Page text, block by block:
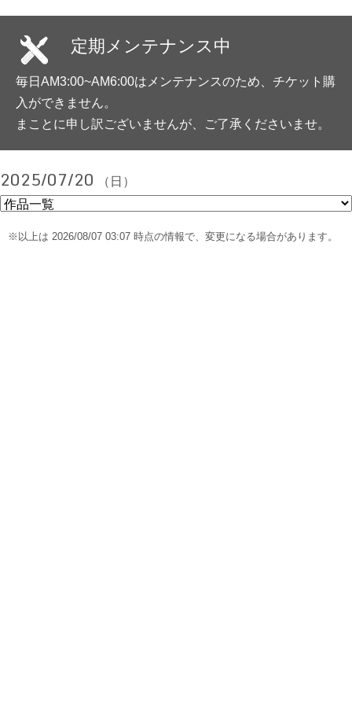
定期メンテナンス中
毎日AM3:00~AM6:00はメンテナンスのため、チケット購
入ができません。
まことに申し訳ございませんが、ご了承くださいませ。
2025/07/20 （日）
※以上は 2026/08/07 03:07 時点の情報で、変更になる場合があります。